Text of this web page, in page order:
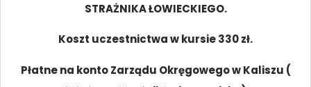
STRAŻNIKA ŁOWIECKIEGO.
Koszt uczestnictwa w kursie 330 zł.
Płatne na konto Zarządu Okręgowego w Kaliszu (